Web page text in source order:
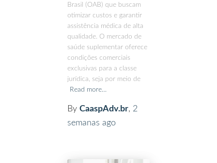
Brasil (OAB) que buscam
otimizar custos e garantir
assistência médica de alta
qualidade. O mercado de
saúde suplementar oferece
condições comerciais
exclusivas para a classe
jurídica, seja por meio de
Read more…
By CaaspAdv.br, 2
semanas ago